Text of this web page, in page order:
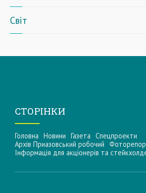
Світ
СТОРІНКИ
Головна Новини Газета Спецпроекти
Архів Приазовський робочий
Інформацiя для акцiонерiв та